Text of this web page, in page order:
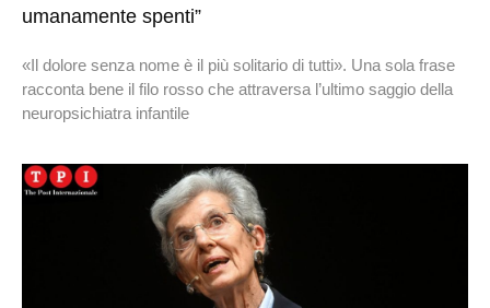
umanamente spenti”
«Il dolore senza nome è il più solitario di tutti». Una sola frase
racconta bene il filo rosso che attraversa l’ultimo saggio della
neuropsichiatra infantile